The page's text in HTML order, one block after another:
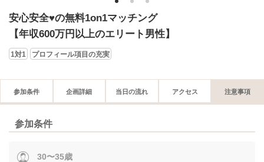
1 2 3
安心安全♥の無料1on1マッチング
【年収600万円以上のエリート男性】
1対1 プロフィール項目の充実
参加条件 企画詳細 当日の流れ アクセス 注意事項
参加条件
30〜35歳